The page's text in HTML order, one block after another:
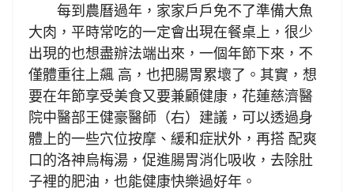
每到農曆過年，家家戶戶免不了準備大魚
大肉，平時常吃的一定會出現在餐桌上，很少
出現的也想盡辦法端出來，一個年節下來，不
僅體重往上飆 高，也把腸胃累壞了。其實，想
要在年節享受美食又要兼顧健康，花蓮慈濟醫
院中醫部王健豪醫師（右）建議，可以透過身
體上的一些穴位按摩、緩和症狀外，再搭 配爽
口的洛神烏梅湯，促進腸胃消化吸收，去除肚
子裡的肥油，也能健康快樂過好年。